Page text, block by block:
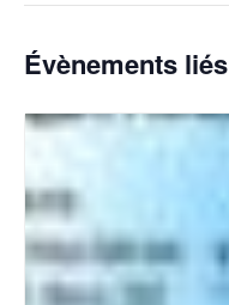
Évènements liés